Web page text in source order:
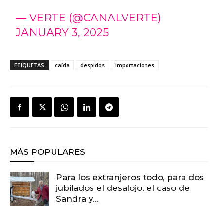
— VERTE (@CANALVERTE)
JANUARY 3, 2025
ETIQUETAS caída despidos importaciones
MÁS POPULARES
Para los extranjeros todo, para dos
jubilados el desalojo: el caso de
Sandra y...